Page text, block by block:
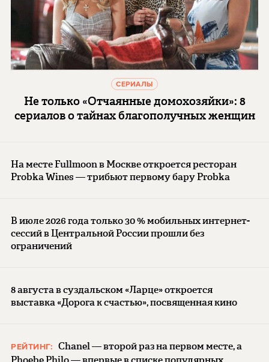
СЕРИАЛЫ
Не только «Отчаянные домохозяйки»: 8
сериалов о тайнах благополучных женщин
На месте Fullmoon в Москве откроется ресторан
Probka Wines — трибьют первому бару Probka
В июле 2026 года только 30 % мобильных интернет-
сессий в Центральной России прошли без
ограничений
8 августа в суздальском «Ларце» откроется
выставка «Дорога к счастью», посвященная кино
РЕЙТИНГ: Chanel — второй раз на первом месте, а